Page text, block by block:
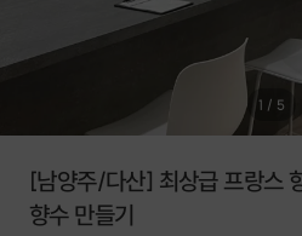
1 / 5
[남양주/다산] 최상급 프랑스
향수 만들기